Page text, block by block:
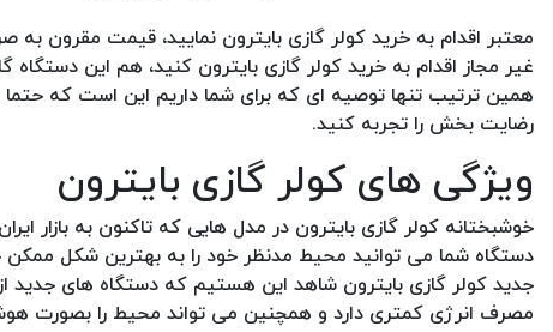
معتبر اقدام به خرید کولر گازی بایترون نمایید، قیمت مقرون
غیر مجاز اقدام به خرید کولر گازی بایترون کنید، هم این
همین ترتیب تنها توصیه ای که برای شما داریم این است که حتما
رضایت بخش را تجربه کنید.
ویژگی های کولر گازی بایترون
خوشبختانه کولر گازی بایترون در مدل هایی که تاکنون به بازار
دستگاه شما می توانید محیط مدنظر خود را به بهترین شکل
جدید کولر گازی بایترون شاهد این هستیم که دستگاه های جدید
مصرف انرژی کمتری دارد و همچنین می تواند محیط را بصورت